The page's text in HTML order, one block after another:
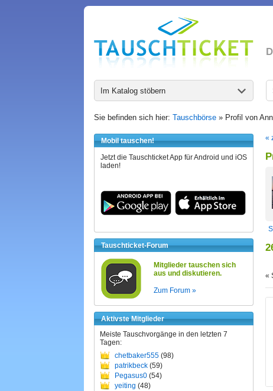
Im Katalog stöbern
Sie befinden sich hier: Tauschbörse » Profil von
Mobil tauschen!
Jetzt die Tauschticket App für Android und iOS
laden!
Tauschticket-Forum
Mitglieder tauschen sich
aus und diskutieren.
Zum Forum »
Aktivste Mitglieder
Meiste Tauschvorgänge in den letzten 7
Tagen:
chetbaker555 (98)
patrikbeck (59)
Pegasus0 (54)
yeiting (48)
«
«